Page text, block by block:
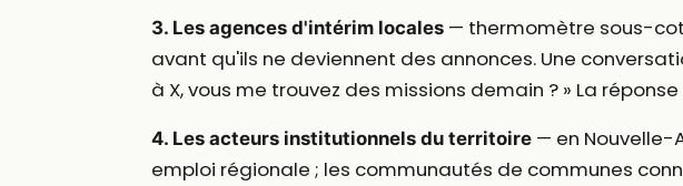
3. Les agences d'intérim locales — thermomètre sous-
avant qu'ils ne deviennent des annonces. Une
à X, vous me trouvez des missions demain ? » La
4. Les acteurs institutionnels du territoire — en
emploi régionale ; les communautés de communes